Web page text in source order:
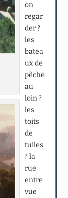
on
regar
der ?
les
batea
ux de
pêche
au
loin ?
les
toits
de
tuiles
? la
rue
entre
vue